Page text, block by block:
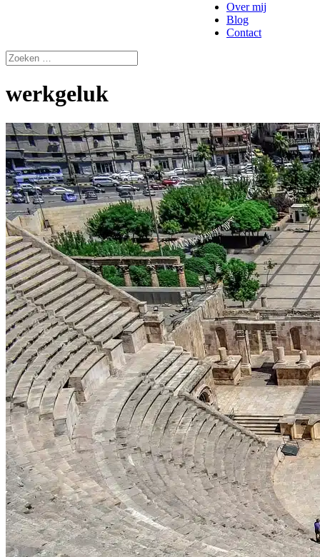
Over mij
Blog
Contact
werkgeluk